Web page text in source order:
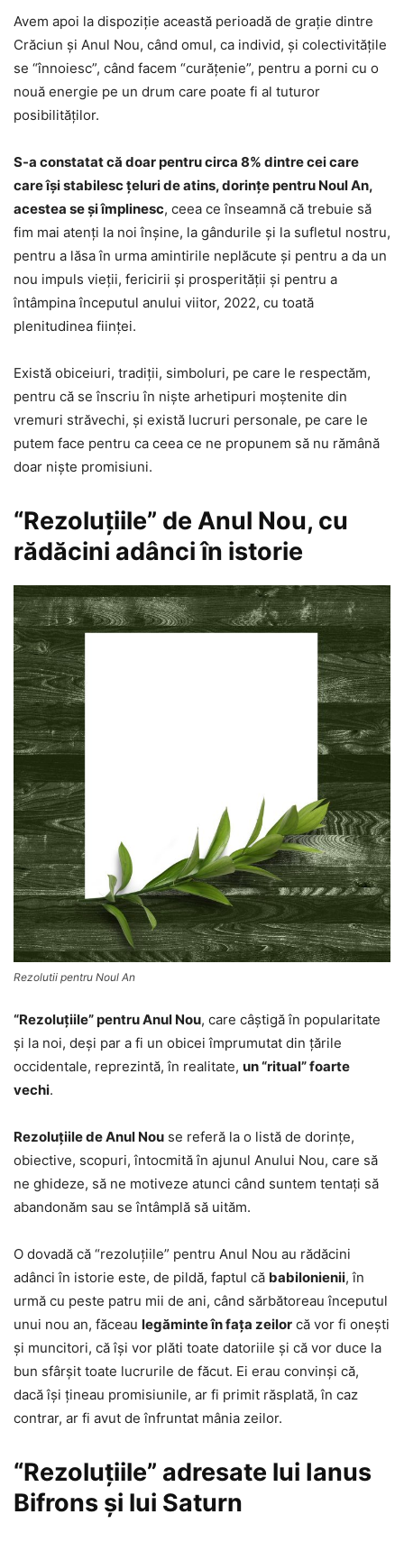
Avem apoi la dispoziţie această perioadă de graţie dintre
Crăciun şi Anul Nou, când omul, ca individ, şi colectivităţile
se “înnoiesc”, când facem “curăţenie”, pentru a porni cu o
nouă energie pe un drum care poate fi al tuturor
posibilităţilor.
S-a constatat că doar pentru circa 8% dintre cei care
care îşi stabilesc ţeluri de atins, dorinţe pentru Noul An,
acestea se şi împlinesc, ceea ce înseamnă că trebuie să
fim mai atenţi la noi înşine, la gândurile şi la sufletul nostru,
pentru a lăsa în urma amintirile neplăcute şi pentru a da un
nou impuls vieţii, fericirii şi prosperităţii şi pentru a
întâmpina începutul anului viitor, 2022, cu toată
plenitudinea fiinţei.
Există obiceiuri, tradiţii, simboluri, pe care le respectăm,
pentru că se înscriu în nişte arhetipuri moştenite din
vremuri străvechi, şi există lucruri personale, pe care le
putem face pentru ca ceea ce ne propunem să nu rămână
doar nişte promisiuni.
“Rezoluţiile” de Anul Nou, cu
rădăcini adânci în istorie
Rezolutii pentru Noul An
“Rezoluţiile” pentru Anul Nou, care câştigă în popularitate
şi la noi, deşi par a fi un obicei împrumutat din ţările
occidentale, reprezintă, în realitate, un “ritual” foarte
vechi.
Rezoluţiile de Anul Nou se referă la o listă de dorinţe,
obiective, scopuri, întocmită în ajunul Anului Nou, care să
ne ghideze, să ne motiveze atunci când suntem tentaţi să
abandonăm sau se întâmplă să uităm.
O dovadă că “rezoluţiile” pentru Anul Nou au rădăcini
adânci în istorie este, de pildă, faptul că babilonienii, în
urmă cu peste patru mii de ani, când sărbătoreau începutul
unui nou an, făceau legăminte în faţa zeilor că vor fi oneşti
şi muncitori, că îşi vor plăti toate datoriile şi că vor duce la
bun sfârşit toate lucrurile de făcut. Ei erau convinşi că,
dacă îşi ţineau promisiunile, ar fi primit răsplată, în caz
contrar, ar fi avut de înfruntat mânia zeilor.
“Rezoluţiile” adresate lui Ianus
Bifrons şi lui Saturn